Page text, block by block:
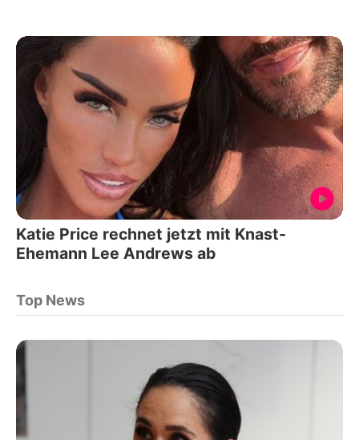
Katie Price rechnet jetzt mit Knast-
Ehemann Lee Andrews ab
Top News